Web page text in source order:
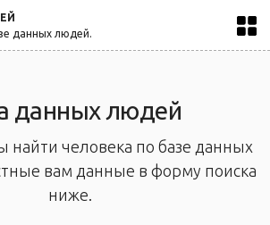
данных людей.
данных людей
найти человека по базе данных
вам данные в форму поиска
ниже.